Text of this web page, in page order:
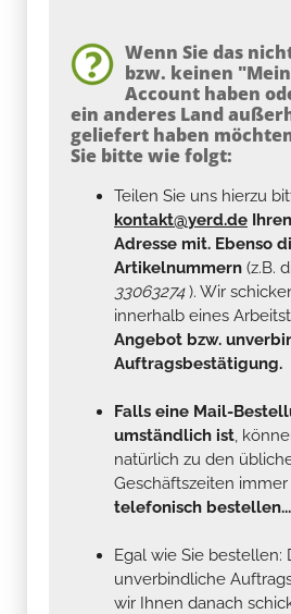
Wenn Sie das
bzw. keinen
Account haben
ein anderes Land
geliefert haben
Sie bitte wie folgt:
Teilen Sie uns hierzu
kontakt@yerd.de
Adresse mit. Ebenso
Artikelnummern (z.B.
33063274). Wir
innerhalb eines
Angebot bzw.
Auftragsbestätigung.
Falls eine Mail-
umständlich ist,
natürlich zu den
Geschäftszeiten immer
telefonisch bestellen...
Egal wie Sie bestellen:
unverbindliche
wir Ihnen danach